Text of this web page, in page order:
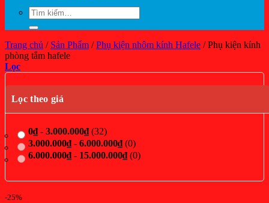
Tìm
kiếm:
Trang chủ / Sản Phẩm / Phụ kiện nhôm kính Hafele /Phụ kiện kính
phòng tắm hafele
Lọc
Lọc theo giá
0₫- 3.000.000₫(32)
3.000.000₫- 6.000.000₫(0)
6.000.000₫- 15.000.000₫(0)
-25%